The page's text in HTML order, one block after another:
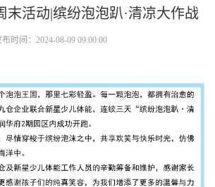
末活动|缤纷泡泡趴·清凉大作战
布时间：2024-08-09 09:00:00